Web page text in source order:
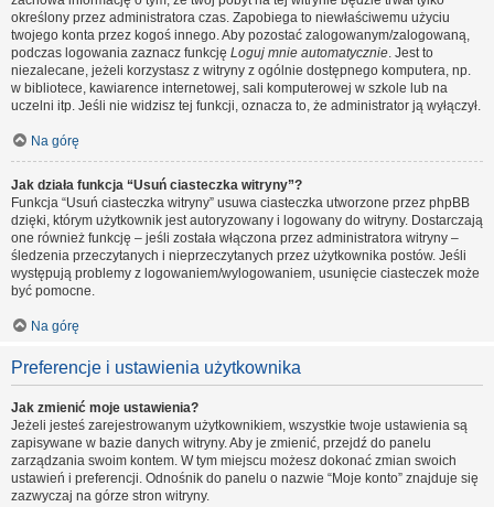
określony przez administratora czas. Zapobiega to niewłaściwemu użyciu
twojego konta przez kogoś innego. Aby pozostać zalogowanym/zalogowaną,
podczas logowania zaznacz funkcję Loguj mnie automatycznie. Jest to
niezalecane, jeżeli korzystasz z witryny z ogólnie dostępnego komputera, np.
w bibliotece, kawiarence internetowej, sali komputerowej w szkole lub na
uczelni itp. Jeśli nie widzisz tej funkcji, oznacza to, że administrator ją wyłączył.
Na górę
Jak działa funkcja “Usuń ciasteczka witryny”?
Funkcja “Usuń ciasteczka witryny” usuwa ciasteczka utworzone przez phpBB
dzięki, którym użytkownik jest autoryzowany i logowany do witryny. Dostarczają
one również funkcję – jeśli została włączona przez administratora witryny –
śledzenia przeczytanych i nieprzeczytanych przez użytkownika postów. Jeśli
występują problemy z logowaniem/wylogowaniem, usunięcie ciasteczek może
być pomocne.
Na górę
Preferencje i ustawienia użytkownika
Jak zmienić moje ustawienia?
Jeżeli jesteś zarejestrowanym użytkownikiem, wszystkie twoje ustawienia są
zapisywane w bazie danych witryny. Aby je zmienić, przejdź do panelu
zarządzania swoim kontem. W tym miejscu możesz dokonać zmian swoich
ustawień i preferencji. Odnośnik do panelu o nazwie “Moje konto” znajduje się
zazwyczaj na górze stron witryny.